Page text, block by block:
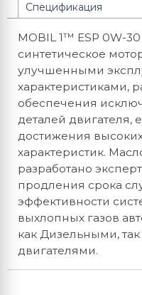
Спецификация
MOBIL 1™ ESP 0W-
синтетическое
улучшенными
характеристиками,
обеспечения
деталей двигателя,
достижения
характеристик.
разработано
продления срока
эффективности
выхлопных газов
как Дизельными,
двигателями.